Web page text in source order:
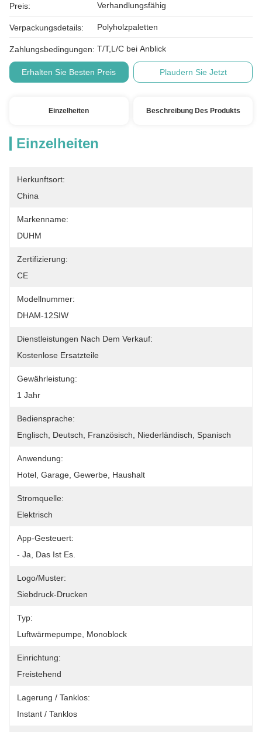
Preis: Verhandlungsfähig
Verpackungsdetails: Polyholzpaletten
Zahlungsbedingungen: T/T,L/C bei Anblick
Erhalten Sie Besten Preis Plaudern Sie Jetzt
Einzelheiten Beschreibung Des Produkts
Einzelheiten
Herkunftsort:
China
Markenname:
DUHM
Zertifizierung:
CE
Modellnummer:
DHAM-12SIW
Dienstleistungen Nach Dem Verkauf:
Kostenlose Ersatzteile
Gewährleistung:
1 Jahr
Bediensprache:
Englisch, Deutsch, Französisch, Niederländisch, Spanisch
Anwendung:
Hotel, Garage, Gewerbe, Haushalt
Stromquelle:
Elektrisch
App-Gesteuert:
- Ja, Das Ist Es.
Logo/Muster:
Siebdruck-Drucken
Typ:
Luftwärmepumpe, Monoblock
Einrichtung:
Freistehend
Lagerung / Tanklos:
Instant / Tanklos